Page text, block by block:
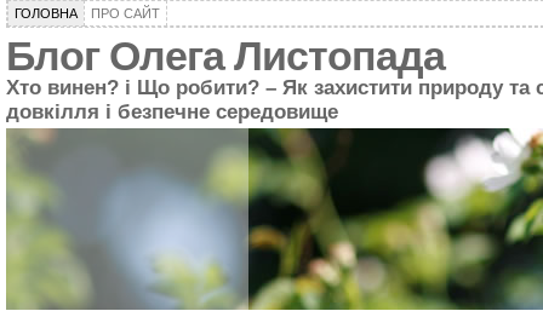
ГОЛОВНА ПРО САЙТ
Блог Олега Листопада
Хто винен? і Що робити? – Як захистити природу та
довкілля і безпечне середовище